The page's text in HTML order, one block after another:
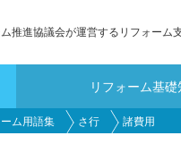
推進協議会が運営するリフォーム
リフォーム基
ム用語集 さ行 諸費用